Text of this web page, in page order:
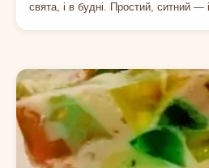
свята, і в будні. Простий, ситний —